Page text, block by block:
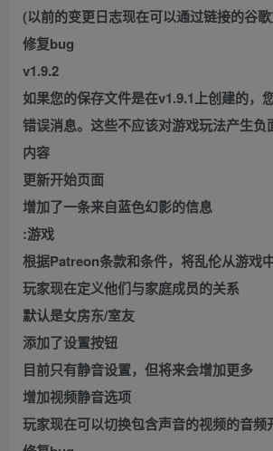
(以前的变更日志现在可以通过链接的谷
修复bug
v1.9.2
如果您的保存文件是在v1.9.1上创建的，
错误消息。这些不应该对游戏玩法产生负
内容
更新开始页面
增加了一条来自蓝色幻影的信息
:游戏
根据Patreon条款和条件，将乱伦从游戏
玩家现在定义他们与家庭成员的关系
默认是女房东/室友
添加了设置按钮
目前只有静音设置，但将来会增加更多
增加视频静音选项
玩家现在可以切换包含声音的视频的音频